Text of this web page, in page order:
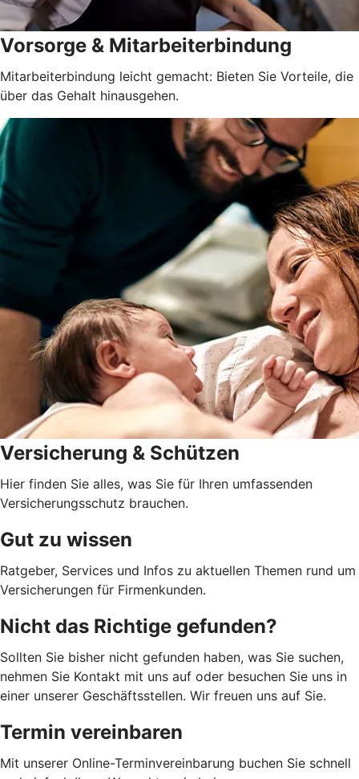
Vorsorge & Mitarbeiterbindung
Mitarbeiterbindung leicht gemacht: Bieten Sie Vorteile, die
über das Gehalt hinausgehen.
Versicherung & Schützen
Hier finden Sie alles, was Sie für Ihren umfassenden
Versicherungsschutz brauchen.
Gut zu wissen
Ratgeber, Services und Infos zu aktuellen Themen rund um
Versicherungen für Firmenkunden.
Nicht das Richtige gefunden?
Sollten Sie bisher nicht gefunden haben, was Sie suchen,
nehmen Sie Kontakt mit uns auf oder besuchen Sie uns in
einer unserer Geschäftsstellen. Wir freuen uns auf Sie.
Termin vereinbaren
Mit unserer Online-Terminvereinbarung buchen Sie schnell